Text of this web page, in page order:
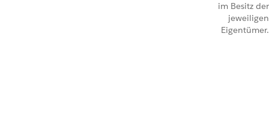
im Besitz der
jeweiligen
Eigentümer.